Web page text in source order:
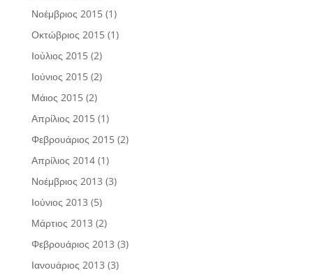
Νοέμβριος 2015(1)
Οκτώβριος 2015(1)
Ιούλιος 2015(2)
Ιούνιος 2015(2)
Μάιος 2015(2)
Απρίλιος 2015(1)
Φεβρουάριος 2015(2)
Απρίλιος 2014(1)
Νοέμβριος 2013 (3)
Ιούνιος 2013 (5)
Μάρτιος 2013 (2)
Φεβρουάριος 2013 (3)
Ιανουάριος 2013 (3)